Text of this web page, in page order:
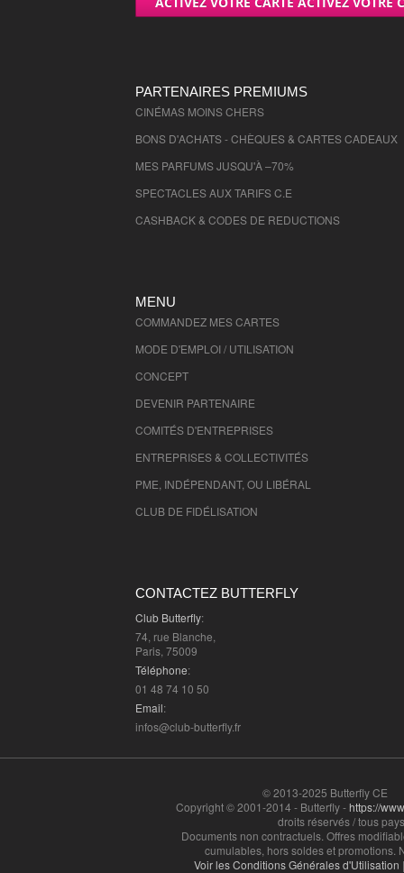
Paris - 75000 , (fr)
Yvelines - 78000 , (fr)
Deux Sevres - 79000 , (fr)
Ardennes - 8000 , (fr)
Somme - 80000 , (fr)
Vienne
Haute Vienne - 87000 , (fr)
Vosges - 88000 , (fr)
Yonne
Ariege - 9000 , (fr)
Territoire de Belfort
Essonne - 91000 , (fr)
Hauts de Seine - 92000 , (fr)
PARTENAIRES PREMIUMS
CINÉMAS MOINS CHERS
BONS D'ACHATS - CHÈQUES & CARTES CADEAUX
MES PARFUMS JUSQU'À –70%
SPECTACLES AUX TARIFS C.E
CASHBACK & CODES DE REDUCTIONS
MENU
COMMANDEZ MES CARTES
MODE D'EMPLOI / UTILISATION
CONCEPT
DEVENIR PARTENAIRE
COMITÉS D'ENTREPRISES
ENTREPRISES & COLLECTIVITÉS
PME, INDÉPENDANT, OU LIBÉRAL
CLUB DE FIDÉLISATION
CONTACTEZ BUTTERFLY
Club Butterfly:
74, rue Blanche,
Paris, 75009
Téléphone:
01 48 74 10 50
Email:
infos@club-butterfly.fr
© 2013-2025 Butterfly CE
Copyright © 2001-2014 - Butterfly -https://
droits réservés / tous
Documents non contractuels. Offres
cumulables, hors soldes et promotions.
Voir les Conditions Générales d'Utilisation